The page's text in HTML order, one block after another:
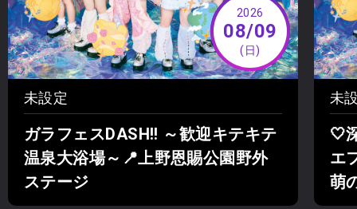
2026
08/09
(日)
未設定
ガラフェスDASH!! ～歓迎キテキテ
温泉大浴場～📍上野恩賜公園野外
ステージ
未
🤍
エ
萌